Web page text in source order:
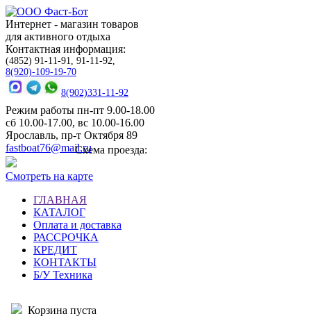
Интернет - магазин товаров
для активного отдыха
Контактная информация:
(4852) 91-11-91, 91-11-92,
8(920)-109-19-70
8(902)331-11-92
Режим работы пн-пт 9.00-18.00
сб 10.00-17.00, вс 10.00-16.00
Ярославль, пр-т Октября 89
fastboat76@mail.ruСхема проезда:
Смотреть на карте
ГЛАВНАЯ
КАТАЛОГ
Оплата и доставка
РАССРОЧКА
КРЕДИТ
КОНТАКТЫ
Б/У Техника
Корзина пуста